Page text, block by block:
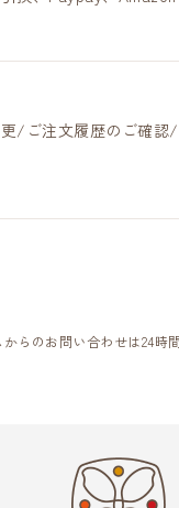
/ご注文履歴のご確
らのお問い合わせは24時